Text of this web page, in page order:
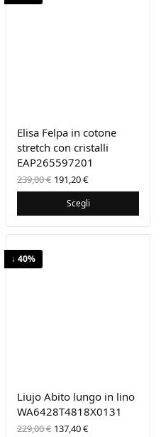
Elisa Felpa in cotone
stretch con cristalli
EAP265597201
239,00€ Il prezzo
originale
era:
239,00 €.
191,20€Il prezzo
attuale
è:
191,20 €.
Scegli
↓ 40%
Liujo Abito lungo in lino
WA6428T4818X0131
229,00€ Il prezzo
137,40€Il prezzo